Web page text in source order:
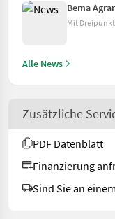
Bema
Mit
Alle News
Zusätzliche
PDF Datenblatt
Finanzierung
Sind Sie an